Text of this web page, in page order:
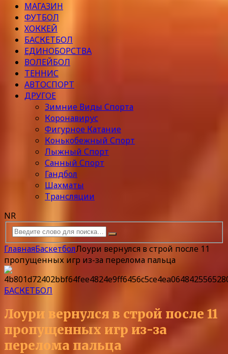
МАГАЗИН
ФУТБОЛ
ХОККЕЙ
БАСКЕТБОЛ
ЕДИНОБОРСТВА
ВОЛЕЙБОЛ
ТЕННИС
АВТОСПОРТ
ДРУГОЕ
Зимние Виды Спорта
Коронавирус
Фигурное Катание
Конькобежный Спорт
Лыжный Спорт
Санный Спорт
Гандбол
Шахматы
Трансляции
NR
ГлавнаяБаскетболЛоури вернулся в строй после 11
пропущенных игр из-за перелома пальца
БАСКЕТБОЛ
Лоури вернулся в строй после 11
пропущенных игр из-за
перелома пальца